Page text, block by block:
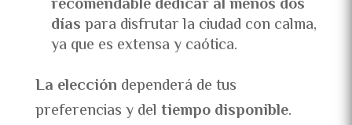
recomendable dedicar al menos dos
díaspara disfrutar la ciudad con calma,
ya que es extensa y caótica.
La elección dependerá de tus
preferencias y del tiempo disponible.